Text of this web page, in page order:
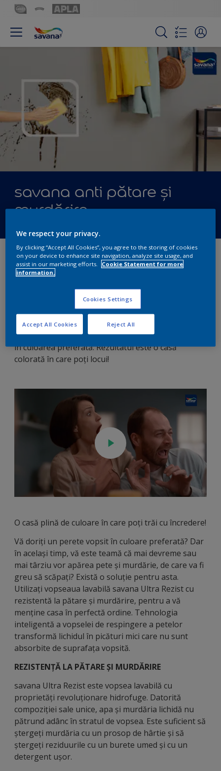
savana anti pătare și
murdărire
savana anti pătare și
murdărire
Pete și murdărie? Nici vorbă!
savana Ultra Rezist este vopseaua lavabilă care
rezistă la pătare și murdărire și arată grozav în
orice spațiu. Fie că alegi vopseau albă sau nuanțată
în culoarea preferată. Rezultatul este o casă
colorată în care poți locui!
O casă plină de culoare în care poți trăi cu încredere!
Vă doriți un perete vopsit în culoare preferată? Dar
în același timp, vă este teamă că mai devreme sau
mai târziu vor apărea pete și murdărie, de care va fi
greu să scăpați? Există o soluție pentru asta.
Utilizați vopseaua lavabilă savana Ultra Rezist cu
rezistentă la pătare și murdărire, pentru a vă
menține casa în perfectă ordine. Tehnologia
inteligentă a vopselei de respingere a petelor
transformă lichidul în picături mici care nu sunt
absorbite de suprafața vopsită.
REZISTENȚĂ LA PĂTARE ȘI MURDĂRIRE
savana Ultra Rezist este vopsea lavabilă cu
proprietăți revoluționare hidrofuge. Datorită
compoziției sale unice, apa și murdăria lichidă nu
pătrund adânc în stratul de vopsea. Este suficient să
ștergeți murdăria cu un prosop de hârtie și să
ștergeți reziduurile cu un burete umed și cu un
detergent ușor.
We respect your privacy.
By clicking “Accept All Cookies”, you agree to the storing of cookies
on your device to enhance site navigation, analyze site usage, and
assist in our marketing efforts.
Cookie Statement for more
information.
Cookies Settings
Reject All
Accept All Cookies